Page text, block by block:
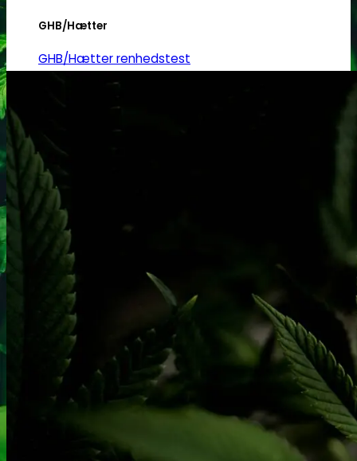
GHB/Hætter
GHB/Hætter renhedstest
MCPP
MCPP test
Opiater
Opiater renhedstest
THC/Cannabinoider
THC test
Cannabinoider test